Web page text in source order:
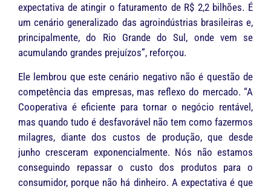
expectativa de atingir o faturamento de R$ 2,2 bilhões. É
um cenário generalizado das agroindústrias brasileiras e,
principalmente, do Rio Grande do Sul, onde vem se
acumulando grandes prejuízos”, reforçou.
Ele lembrou que este cenário negativo não é questão de
competência das empresas, mas reflexo do mercado. “A
Cooperativa é eficiente para tornar o negócio rentável,
mas quando tudo é desfavorável não tem como fazermos
milagres, diante dos custos de produção, que desde
junho cresceram exponencialmente. Nós não estamos
conseguindo repassar o custo dos produtos para o
consumidor, porque não há dinheiro. A expectativa é que